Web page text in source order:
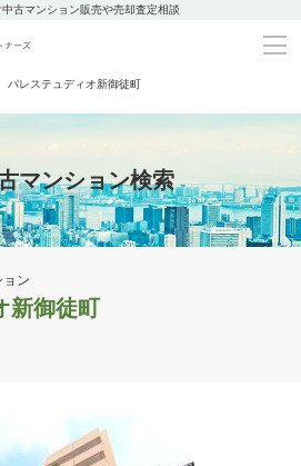
古マンション販売や売却査定相談
パレステュディオ新御徒町
マンション検索
ン
新御徒町